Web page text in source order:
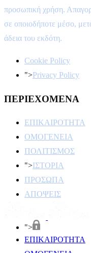
προσωπική χρήση.
σε οποιοδήποτε μέσο,
άδεια του εκδότη.
Cookie Policy
">Privacy Policy
ΠΕΡΙΕΧΟΜΕΝΑ
ΕΠΙΚΑΙΡΟΤΗΤΑ
ΟΜΟΓΕΝΕΙΑ
ΠΟΛΙΤΙΣΜΟΣ
">ΙΣΤΟΡΙΑ
ΠΡΟΣΩΠΑ
ΑΠΟΨΕΙΣ
ΕΠΙΚΑΙΡΟΤΗΤΑ
">